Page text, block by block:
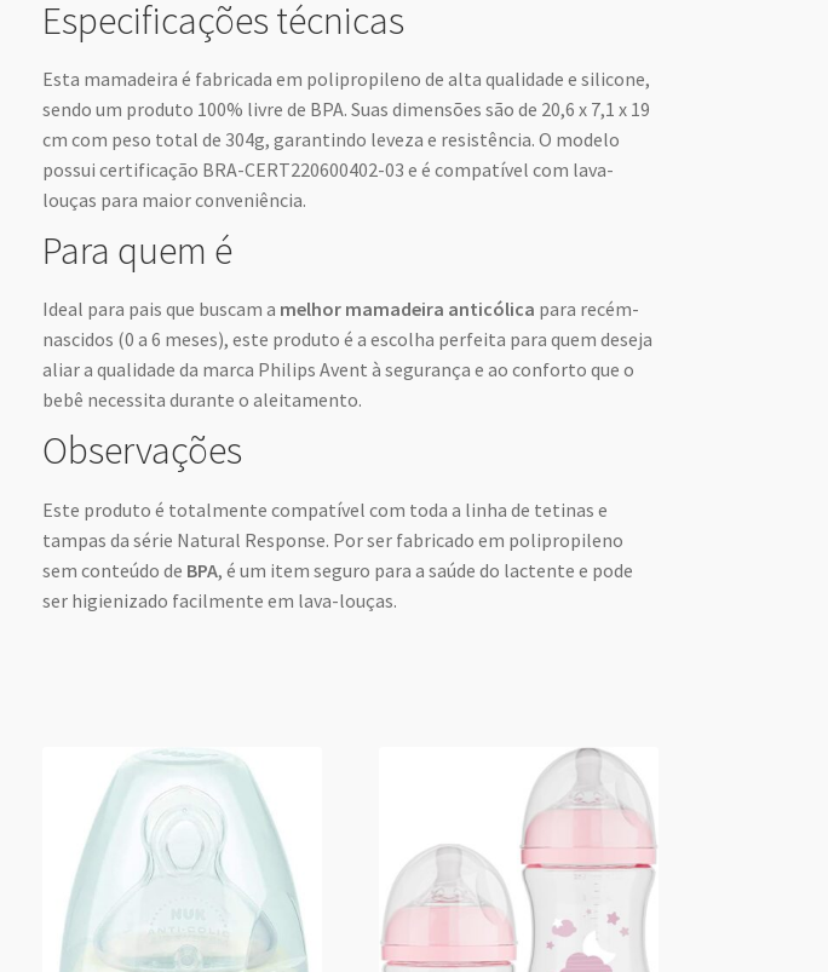
Especificações técnicas
Esta mamadeira é fabricada em polipropileno de alta qualidade e silicone,
sendo um produto 100% livre de BPA. Suas dimensões são de 20,6 x 7,1 x 19
cm com peso total de 304g, garantindo leveza e resistência. O modelo
possui certificação BRA-CERT220600402-03 e é compatível com lava-
louças para maior conveniência.
Para quem é
Ideal para pais que buscam a melhor mamadeira anticólica para recém-
nascidos (0 a 6 meses), este produto é a escolha perfeita para quem deseja
aliar a qualidade da marca Philips Avent à segurança e ao conforto que o
bebê necessita durante o aleitamento.
Observações
Este produto é totalmente compatível com toda a linha de tetinas e
tampas da série Natural Response. Por ser fabricado em polipropileno
sem conteúdo de BPA, é um item seguro para a saúde do lactente e pode
ser higienizado facilmente em lava-louças.